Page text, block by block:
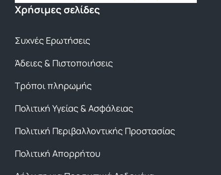
Χρήσιμες σελίδες
Συχνές Ερωτήσεις
Άδειες & Πιστοποιήσεις
Τρόποι πληρωμής
Πολιτική Υγείας & Ασφάλειας
Πολιτική Περιβαλλοντικής Προστασίας
Πολιτική Απορρήτου